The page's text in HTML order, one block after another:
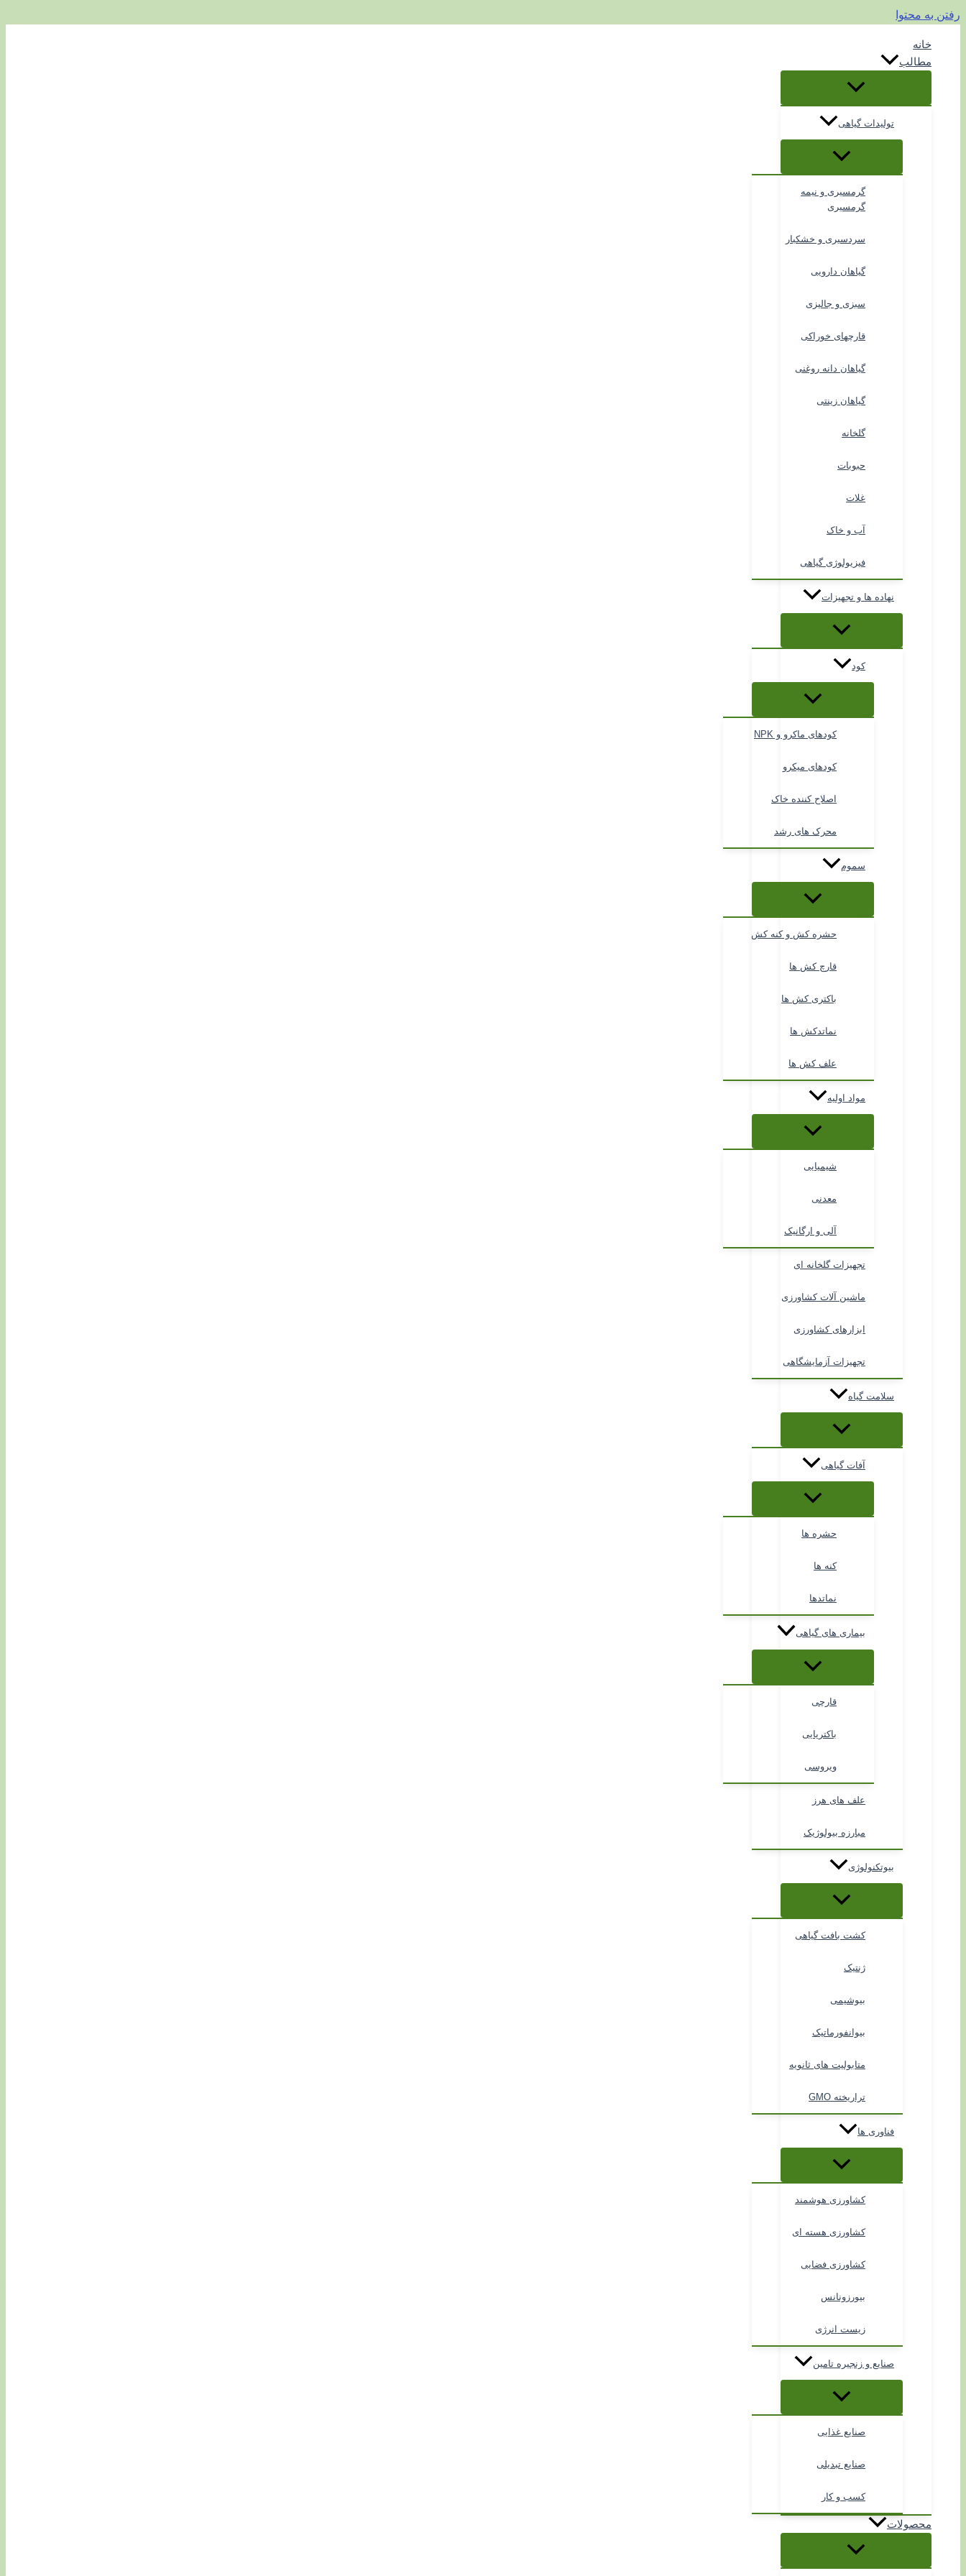
رفتن به محتوا
خانه
مطالب
تولیدات گیاهی
گرمسیری و نیمه
گرمسیری
سردسیری و خشکبار
گیاهان دارویی
سبزی و جالیزی
قارچهای خوراکی
گیاهان دانه روغنی
گیاهان زینتی
گلخانه
حبوبات
غلات
آب و خاک
فیزیولوژی گیاهی
نهاده ها و تجهیزات
کود
کودهای ماکرو و NPK
کودهای میکرو
اصلاح کننده خاک
محرک های رشد
سموم
حشره کش و کنه کش
قارچ کش ها
باکتری کش ها
نماتدکش ها
علف کش ها
مواد اولیه
شیمیایی
معدنی
آلی و ارگانیک
تجهیزات گلخانه ای
ماشین آلات کشاورزی
ابزارهای کشاورزی
تجهیزات آزمایشگاهی
سلامت گیاه
آفات گیاهی
حشره ها
کنه ها
نماتدها
بیماری های گیاهی
قارچی
باکتریایی
ویروسی
علف های هرز
مبارزه بیولوژیک
بیوتکنولوژی
کشت بافت گیاهی
ژنتیک
بیوشیمی
بیوانفورماتیک
متابولیت های ثانویه
تراریخته GMO
فناوری ها
کشاورزی هوشمند
کشاورزی هسته ای
کشاورزی فضایی
بیورزونانس
زیست انرژی
صنایع و زنجیره تامین
صنایع غذایی
صنایع تبدیلی
کسب و کار
محصولات